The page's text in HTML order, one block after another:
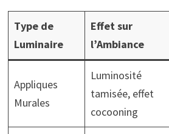
Type de
Luminaire
Effet sur
l’Ambiance
Appliques
Murales
Luminosité
tamisée, effet
cocooning